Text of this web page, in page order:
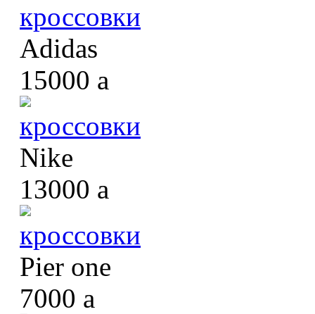
кроссовки
Adidas
15000 a
кроссовки
Nike
13000 a
кроссовки
Pier one
7000 a